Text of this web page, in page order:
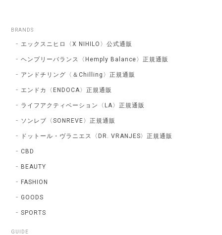
BRANDS
エックスニヒロ〈X NIHILO〉公式通販
ヘンプリーバランス〈Hemply Balance〉正規通販
アンドチリング〈＆Chilling〉正規通販
エンドカ〈ENDOCA〉正規通販
ライフアクティベーション〈LA〉正規通販
ソンレブ〈SONREVE〉正規通販
ドットール・ヴラニエス〈DR. VRANJES〉正規通販
CBD
BEAUTY
FASHION
GOODS
SPORTS
GUIDE